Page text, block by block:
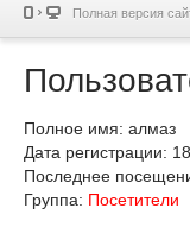
Полная версия
Полное имя: алмаз
Дата регистрации:
Последнее
Группа: Посетители